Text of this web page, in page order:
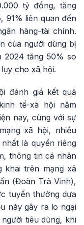
tỷ đồng, tăng
91% liên quan đến
hàng-tài chính.
của người dùng bị
2024 tăng 50% so
cho xã hội.
đánh giá kết quả
tế-xã hội năm
nay, cùng với sự
xã hội, nhiều
là quyền riêng
thông tin cá nhân
khai trên mạng xã
(Đoàn Trà Vinh),
tuyến thường dựa
này gây ra lo ngại
tiêu dùng, khi